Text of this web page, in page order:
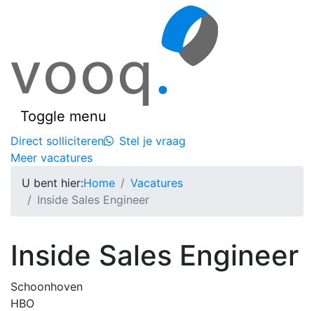
Toggle menu
Direct solliciteren
Stel je vraag
Meer vacatures
U bent hier:Home
Vacatures
Inside Sales Engineer
Inside Sales Engineer
Schoonhoven
HBO